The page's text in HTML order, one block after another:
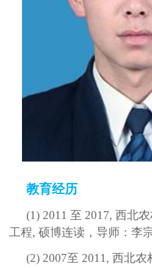
教育经历
(1) 2011 至 2017, 西北
工程, 硕博连读，导师：李
(2) 2007至 2011, 西北农